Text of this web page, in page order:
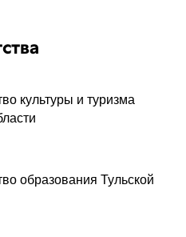
культуры и туризма
образования Тульской